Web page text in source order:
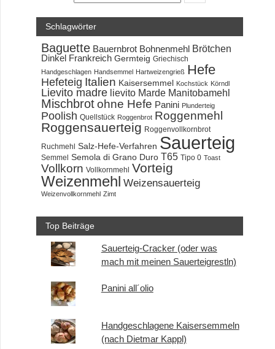
Schlagwörter
Baguette Bauernbrot Bohnenmehl Brötchen
Dinkel Frankreich Germteig Griechisch
Handgeschlagen Handsemmel Hartweizengrieß Hefe
Hefeteig Italien Kaisersemmel Kochstück Körndl
Lievito madre lievito Marde Manitobamehl
Mischbrot ohne Hefe Panini Plunderteig
Poolish Quellstück Roggenbrot Roggenmehl
Roggensauerteig Roggenvollkornbrot
Ruchmehl Salz-Hefe-Verfahren Sauerteig
Semmel Semola di Grano Duro T65 Tipo 0 Toast
Vollkorn Vollkornmehl Vorteig
Weizenmehl Weizensauerteig
Weizenvollkornmehl Zimt
Top Beiträge
Sauerteig-Cracker (oder was
mach mit meinen Sauerteigrestln)
Panini all´olio
Handgeschlagene Kaisersemmeln
(nach Dietmar Kappl)